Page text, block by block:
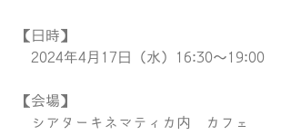
【日時】
2024年4月17日（水）16:30～19:00
【会場】
シアターキネマティカ内　カフェ